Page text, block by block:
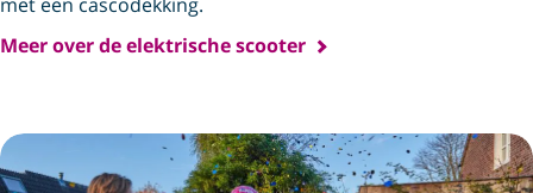
Meer over de elektrische scooter